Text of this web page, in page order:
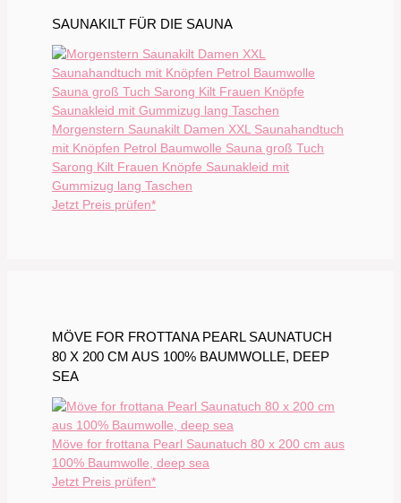
SAUNAKILT FÜR DIE SAUNA
Morgenstern Saunakilt Damen XXL Saunahandtuch
mit Knöpfen Petrol Baumwolle Sauna groß Tuch
Sarong Kilt Frauen Knöpfe Saunakleid mit
Gummizug lang Taschen
Jetzt Preis prüfen*
MÖVE FOR FROTTANA PEARL SAUNATUCH
80 X 200 CM AUS 100% BAUMWOLLE, DEEP
SEA
Möve for frottana Pearl Saunatuch 80 x 200 cm aus
100% Baumwolle, deep sea
Jetzt Preis prüfen*